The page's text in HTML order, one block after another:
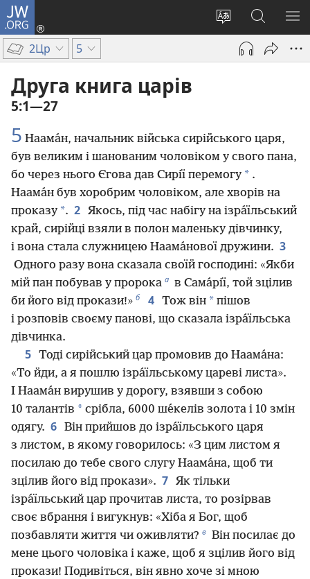
JW.ORG
Змінити
мову
сайту
Увійти
(відкривається
новому
Пошук
на
сайті
2Цр 5
Друга книга царів
5:1—27
5 Наама́н, начальник війська сирійського царя,
був великим і шанованим чоловіком у свого пана,
бо через нього Єгова дав Сирії перемогу * .
Наама́н був хоробрим чоловіком, але хворів на
проказу *. 2 Якось, під час набігу на ізра́їльський
край, сирійці взяли в полон маленьку дівчинку,
і вона стала служницею Наама́нової дружини. 3
Одного разу вона сказала своїй господині: «Якби
мій пан побував у пророка а в Сама́рії, той зцілив
би його від прокази!» б 4 Тож він * пішов
і розповів своєму панові, що сказала ізра́їльська
дівчинка.
5 Тоді сирійський цар промовив до Наама́на:
«То йди, а я пошлю ізра́їльському цареві листа».
І Наама́н вирушив у дорогу, взявши з собою
10 талантів * срібла, 6000 ше́келів золота і 10 змін
одягу. 6 Він прийшов до ізра́їльського царя
з листом, в якому говорилось: «З цим листом я
посилаю до тебе свого слугу Наама́на, щоб ти
зцілив його від прокази». 7 Як тільки
ізра́їльський цар прочитав листа, то розірвав
своє вбрання і вигукнув: «Хіба я Бог, щоб
позбавляти життя чи оживляти? в Він посилає до
мене цього чоловіка і каже, щоб я зцілив його від
прокази! Подивіться, він явно хоче зі мною